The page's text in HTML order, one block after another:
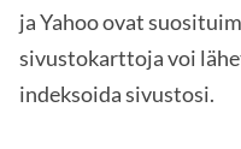
ja Yahoo ovat
sivustokarttoja voi
indeksoida sivustosi.